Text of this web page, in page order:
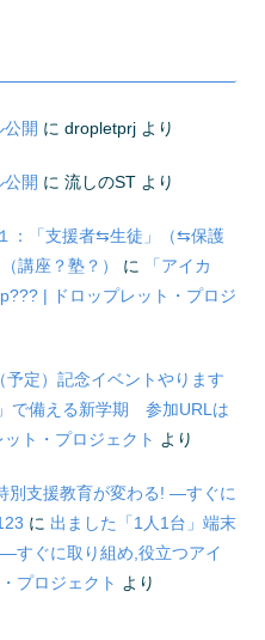
公開 に dropletprj より
公開 に 流しのST より
：「支援者⇆生徒」（⇆保護
講座？塾？）
に
「アイカ
| ドロップレット・プロジ
予定）記念イベントやります
で備える新学期 参加URLは
ト・プロジェクト より
別支援教育が変わる! ―すぐに
に 出ました「1人1台」端末
すぐに取り組め,役立つアイ
プロジェクト より